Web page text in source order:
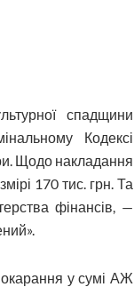
спадщини
Кодексі
Щодо накладання
170 тис. грн. Та
фінансів, —
у сумі АЖ